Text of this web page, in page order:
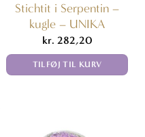
Stichtit i Serpentin –
kugle – UNIKA
kr. 282,20
TILFØJ TIL KURV